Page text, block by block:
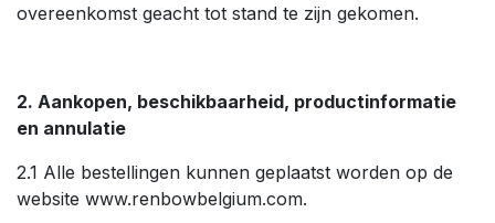
overeenkomst geacht tot stand te zijn gekomen.
2. Aankopen, beschikbaarheid, productinformatie
en annulatie
2.1 Alle bestellingen kunnen geplaatst worden op de
website www.renbowbelgium.com.